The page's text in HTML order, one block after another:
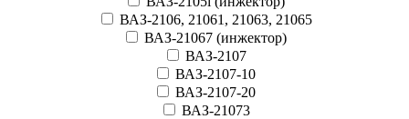
ВАЗ-2106, 21061, 21063, 21065
ВАЗ-21067 (инжектор)
ВАЗ-2107
ВАЗ-2107-10
ВАЗ-2107-20
ВАЗ-21073